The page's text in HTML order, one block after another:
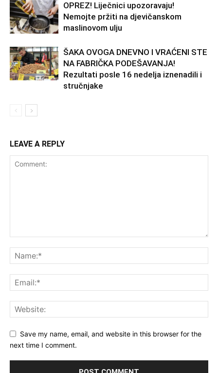
OPREZ! Liječnici upozoravaju!
Nemojte pržiti na djevičanskom
maslinovom ulju
ŠAKA OVOGA DNEVNO I VRAĆENI STE
NA FABRIČKA PODEŠAVANJA!
Rezultati posle 16 nedelja iznenadili i
stručnjake
LEAVE A REPLY
Save my name, email, and website in this browser for the
next time I comment.